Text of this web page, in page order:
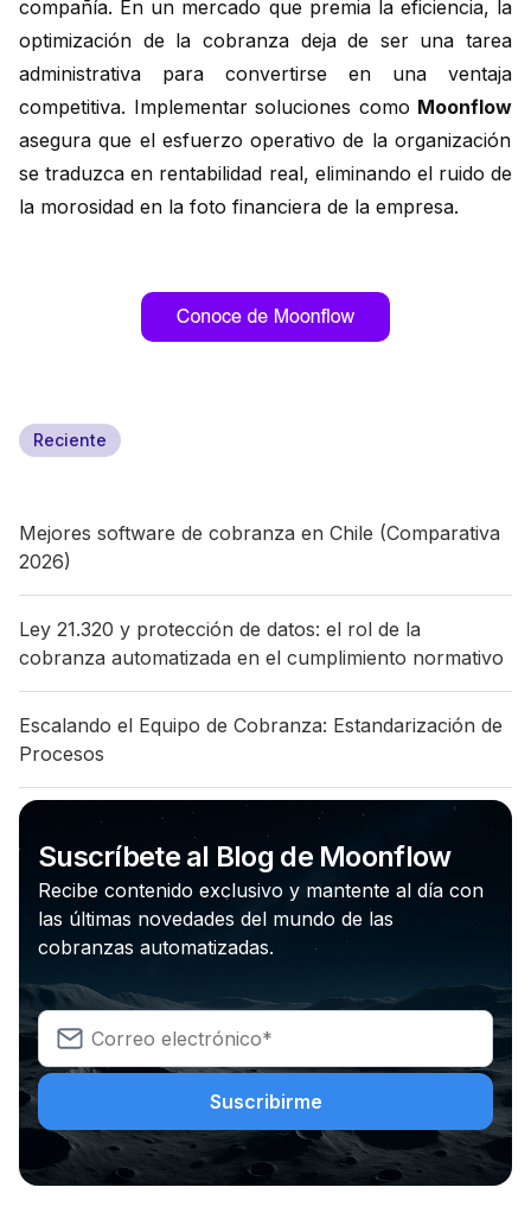
compañía. En un mercado que premia la eficiencia, la
optimización de la cobranza deja de ser una tarea
administrativa para convertirse en una ventaja
competitiva. Implementar soluciones como Moonflow
asegura que el esfuerzo operativo de la organización
se traduzca en rentabilidad real, eliminando el ruido de
la morosidad en la foto financiera de la empresa.
Reciente
Mejores software de cobranza en Chile (Comparativa
2026)
Ley 21.320 y protección de datos: el rol de la
cobranza automatizada en el cumplimiento normativo
Escalando el Equipo de Cobranza: Estandarización de
Procesos
Suscríbete al Blog de Moonflow
Recibe contenido exclusivo y mantente al día con
las últimas novedades del mundo de las
cobranzas automatizadas.